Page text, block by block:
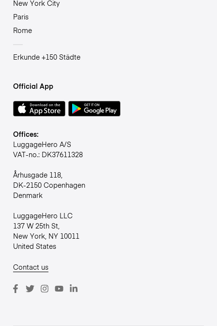
New York City
Paris
Rome
Erkunde +150 Städte
Official App
Offices:
LuggageHero A/S
VAT-no.: DK37611328
Århusgade 118,
DK-2150 Copenhagen
Denmark
LuggageHero LLC
137 W 25th St,
New York, NY 10011
United States
Contact us